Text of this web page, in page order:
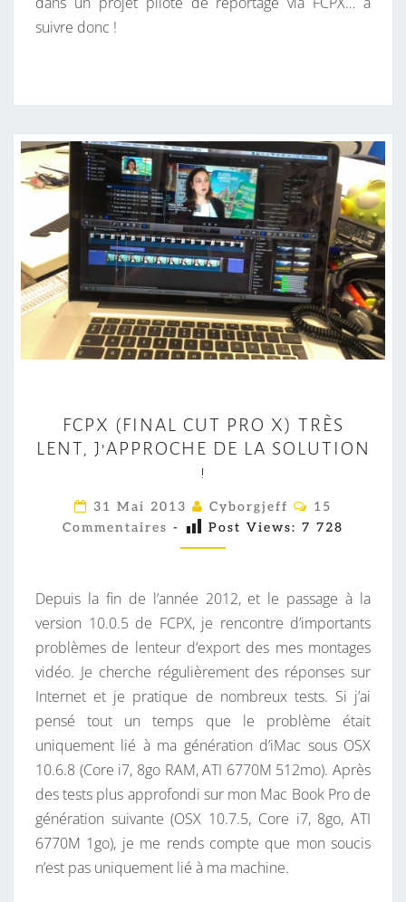
suivre donc !
C
P
F
I
A
L
C
U
T
P
R
O
X
T
R
FCPX (FINAL CUT PRO X) TRÈS
LENT, J’APPROCHE DE LA SOLUTION
!
31 Mai 2013 Cyborgjeff
C
M
A
I
R
E
15
Commentaires - Post Views: 7 728
Depuis la fin de l’année 2012, et le passage à la
version 10.0.5 de FCPX, je rencontre d’importants
problèmes de lenteur d’export des mes montages
vidéo. Je cherche régulièrement des réponses sur
Internet et je pratique de nombreux tests. Si j’ai
pensé tout un temps que le problème était
uniquement lié à ma génération d’iMac sous OSX
10.6.8 (Core i7, 8go RAM, ATI 6770M 512mo). Après
des tests plus approfondi sur mon Mac Book Pro de
génération suivante (OSX 10.7.5, Core i7, 8go, ATI
6770M 1go), je me rends compte que mon soucis
n’est pas uniquement lié à ma machine.